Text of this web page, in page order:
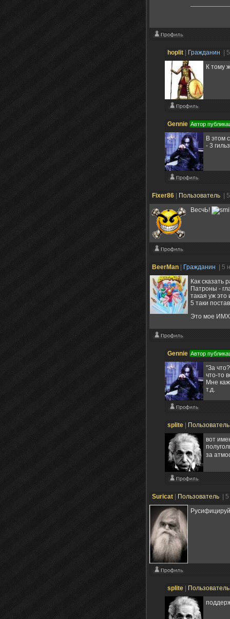
hoplit Гражданин |
К тому
Gennie Автор
В этом
- 3
Fixer86 Пользователь |
ВесчЬ!
BeerMan Гражданин
| 5
Как сказать
Патроны -
такая уж
5 таки
Это мое
Gennie Автор
"За
что-то
Мне
т.д.
splite
вот
за
Suricat Пользователь |
splite